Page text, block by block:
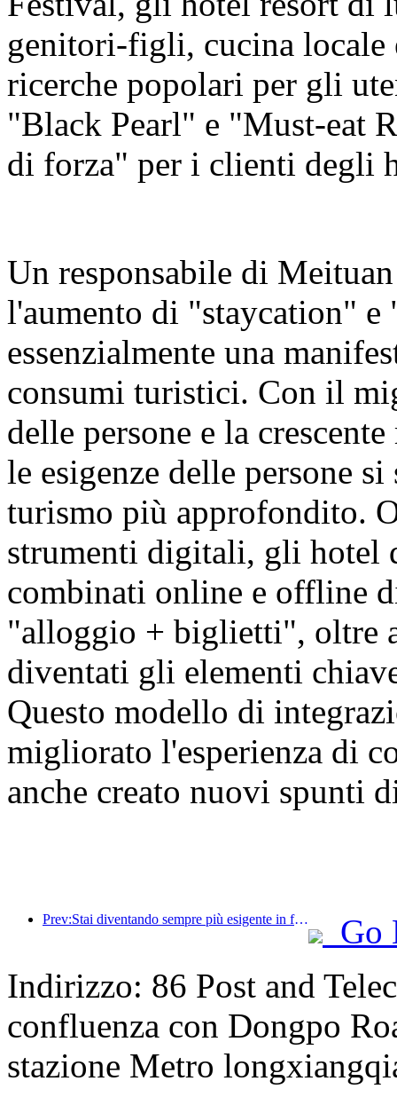
genitori-figli, cucina locale
ricerche popolari per gli
"Black Pearl" e "Must-eat
di forza" per i clienti degli
Un responsabile di
l'aumento di "staycation"
essenzialmente una
consumi turistici. Con il
delle persone e la
le esigenze delle persone
turismo più approfondito.
strumenti digitali, gli hotel
combinati online e offline
"alloggio + biglietti", oltre
diventati gli elementi
Questo modello di
migliorato l'esperienza di
anche creato nuovi spunti
Prev:Stai diventando sempre più esigente in fatto di hotel? I marchi di fascia media e alta stanno tutti 'raccogliendo' i dettagli
Go
Indirizzo: 86 Post and
confluenza con Dongpo
stazione Metro